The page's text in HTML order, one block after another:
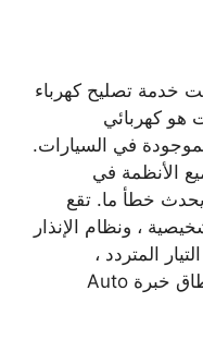
خدمة تصليح كهرباء
هو كهربائي
في السيارات.
الأنظمة في
خطأ ما. تقع
، ونظام الإنذار
المتردد ،
والمحرك المبدئي جميعها ضمن نطاق خبرة Auto